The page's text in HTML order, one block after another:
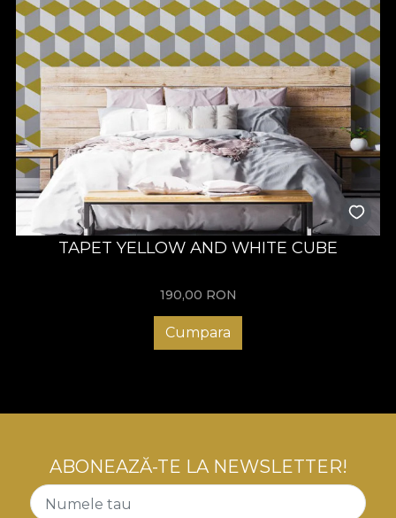
TAPET YELLOW AND WHITE CUBE
190,00 RON
Cumpara
ABONEAZĂ-TE LA NEWSLETTER!
Numele tau